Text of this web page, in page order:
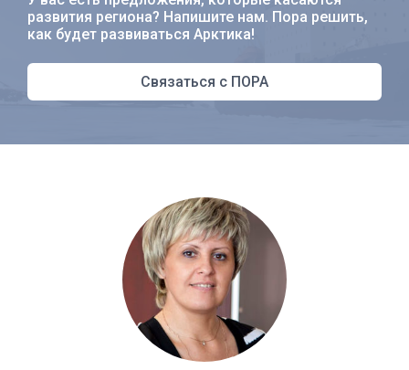
Связаться с ПОРА
развития региона? Напишите нам. Пора решить,
как будет развиваться Арктика!